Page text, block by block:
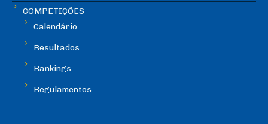
COMPETIÇÕES
Calendário
Resultados
Rankings
Regulamentos